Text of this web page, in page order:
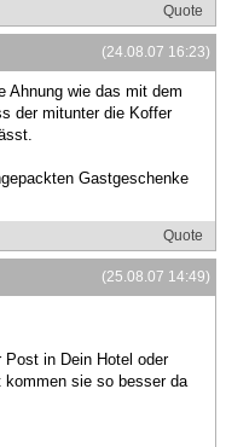
Quote
(24.08.07 16:23)
Ahnung wie das mit dem
der mitunter die Koffer
Gastgeschenke
Quote
(25.08.07 14:49)
in Dein Hotel oder
sie so besser da